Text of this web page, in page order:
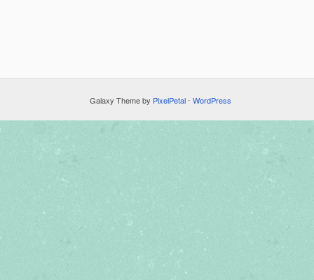
Galaxy Theme by PixelPetal ⋅ WordPress